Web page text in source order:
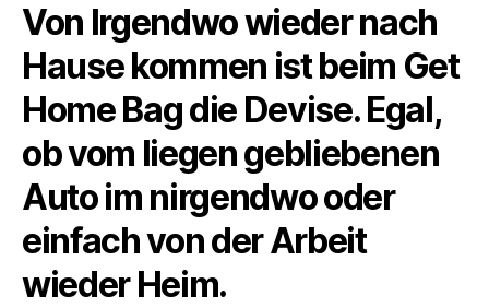
Von Irgendwo wieder nach
Hause kommen ist beim Get
Home Bag die Devise. Egal,
ob vom liegen gebliebenen
Auto im nirgendwo oder
einfach von der Arbeit
wieder Heim.